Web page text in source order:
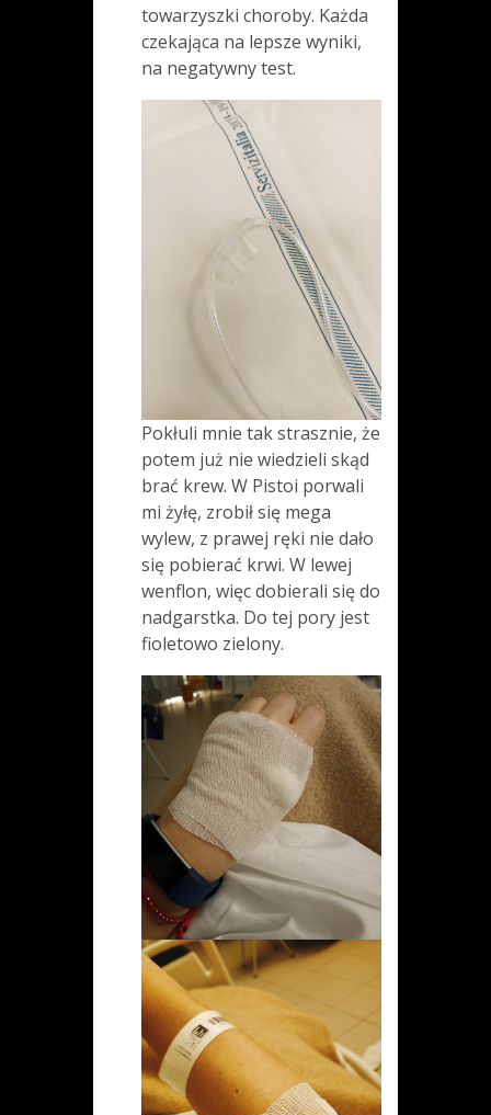
towarzyszki choroby. Każda
czekająca na lepsze wyniki,
na negatywny test.
Pokłuli mnie tak strasznie, że
potem już nie wiedzieli skąd
brać krew. W Pistoi porwali
mi żyłę, zrobił się mega
wylew, z prawej ręki nie dało
się pobierać krwi. W lewej
wenflon, więc dobierali się do
nadgarstka. Do tej pory jest
fioletowo zielony.